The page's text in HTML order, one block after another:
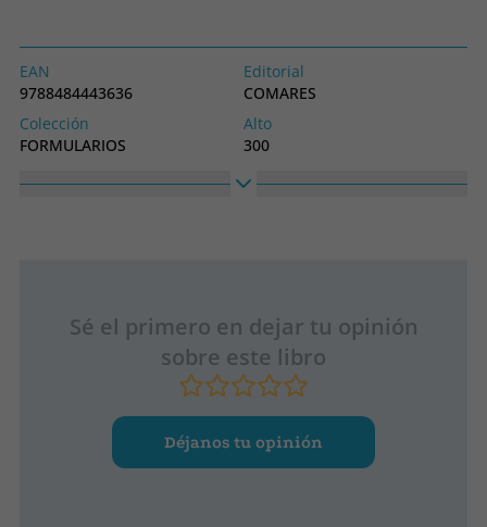
EAN
9788484443636
Editorial
COMARES
Colección
FORMULARIOS
Alto
300
Sé el primero en dejar tu opinión
sobre este libro
Déjanos tu opinión